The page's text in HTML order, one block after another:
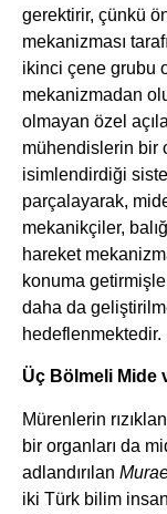
gerektirir, çünkü
mekanizması
ikinci çene grubu
mekanizmadan
olmayan özel
mühendislerin bir
isimlendirdiği
parçalayarak,
mekanikçiler,
hareket
konuma
daha da
hedeflenmektedir.
Üç Bölmeli Mide
Mürenlerin
bir organları da
adlandırılan
iki Türk bilim